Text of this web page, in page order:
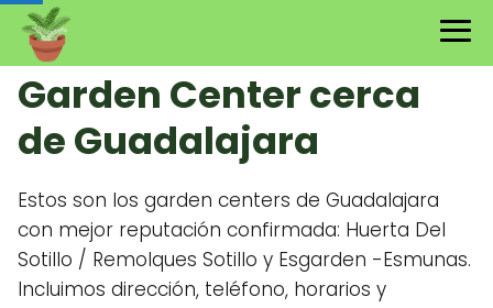
Garden Center cerca
de Guadalajara
Estos son los garden centers de Guadalajara
con mejor reputación confirmada: Huerta Del
Sotillo / Remolques Sotillo y Esgarden -Esmunas.
Incluimos dirección, teléfono, horarios y